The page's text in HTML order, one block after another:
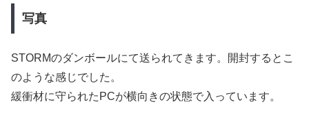
写真
STORMのダンボールにて送られてきます。開封するとこ
のような感じでした。
緩衝材に守られたPCが横向きの状態で入っています。